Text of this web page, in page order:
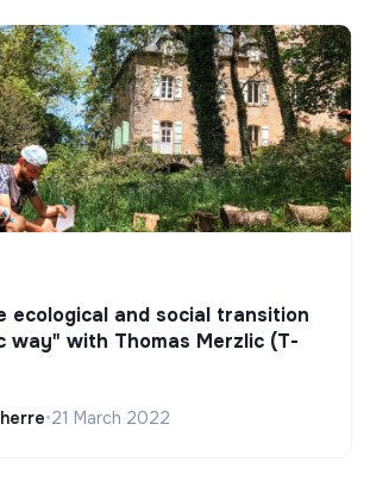
ecological and social transition
way" with Thomas Merzlic (T-
•21 March 2022